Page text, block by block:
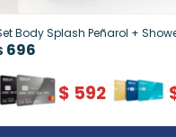
Body Splash Peñarol +
696
$ 592